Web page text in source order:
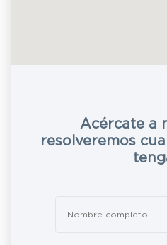
Acércate a
resolveremos